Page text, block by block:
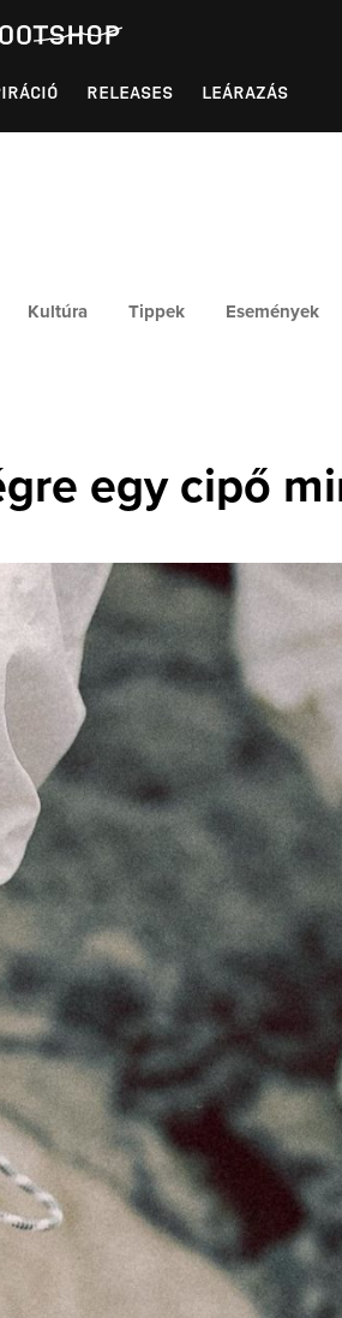
RELEASES LEÁRAZÁS
Kultúra Tippek Események
egy cipő